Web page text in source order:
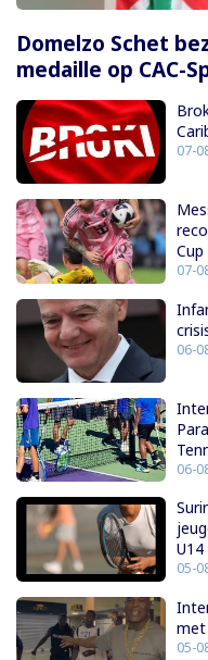
Domelzo Schet
medaille op CAC-
07-
Cup
07-
06-
06-
U14
05-
met
05-